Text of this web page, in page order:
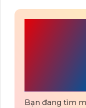
Bạn đang tìm